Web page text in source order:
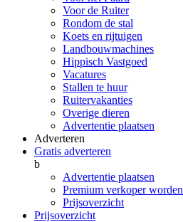
Voor de Ruiter
Rondom de stal
Koets en rijtuigen
Landbouwmachines
Hippisch Vastgoed
Vacatures
Stallen te huur
Ruitervakanties
Overige dieren
Advertentie plaatsen
Adverteren
Gratis adverteren
b
Advertentie plaatsen
Premium verkoper worden
Prijsoverzicht
Prijsoverzicht